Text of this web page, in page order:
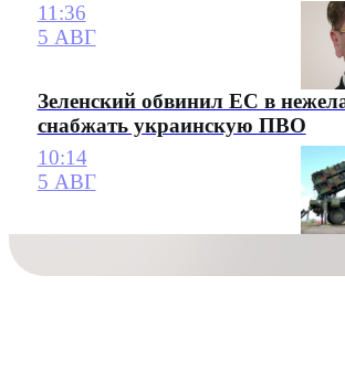
11:36
5 АВГ
Зеленский обвинил ЕС в
снабжать украинскую ПВО
10:14
5 АВГ